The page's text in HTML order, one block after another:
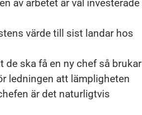
av arbetet är väl investerade
värde till sist landar hos
ska få en ny chef så brukar
ledningen att lämpligheten
är det naturligtvis